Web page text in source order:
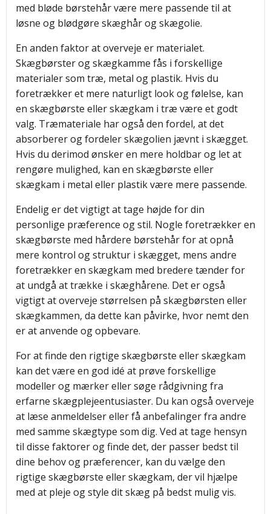
med bløde børstehår være mere passende til at
løsne og blødgøre skæghår og skægolie.
En anden faktor at overveje er materialet.
Skægbørster og skægkamme fås i forskellige
materialer som træ, metal og plastik. Hvis du
foretrækker et mere naturligt look og følelse, kan
en skægbørste eller skægkam i træ være et godt
valg. Træmateriale har også den fordel, at det
absorberer og fordeler skægolien jævnt i skægget.
Hvis du derimod ønsker en mere holdbar og let at
rengøre mulighed, kan en skægbørste eller
skægkam i metal eller plastik være mere passende.
Endelig er det vigtigt at tage højde for din
personlige præference og stil. Nogle foretrækker en
skægbørste med hårdere børstehår for at opnå
mere kontrol og struktur i skægget, mens andre
foretrækker en skægkam med bredere tænder for
at undgå at trække i skæghårene. Det er også
vigtigt at overveje størrelsen på skægbørsten eller
skægkammen, da dette kan påvirke, hvor nemt den
er at anvende og opbevare.
For at finde den rigtige skægbørste eller skægkam
kan det være en god idé at prøve forskellige
modeller og mærker eller søge rådgivning fra
erfarne skægplejeentusiaster. Du kan også overveje
at læse anmeldelser eller få anbefalinger fra andre
med samme skægtype som dig. Ved at tage hensyn
til disse faktorer og finde det, der passer bedst til
dine behov og præferencer, kan du vælge den
rigtige skægbørste eller skægkam, der vil hjælpe
med at pleje og style dit skæg på bedst mulig vis.